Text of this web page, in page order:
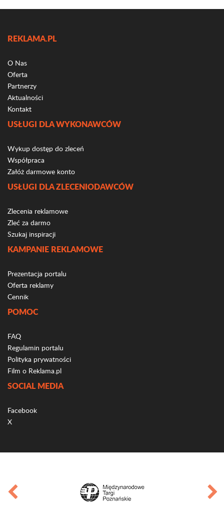
REKLAMA.PL
O Nas
Oferta
Partnerzy
Aktualności
Kontakt
USŁUGI DLA WYKONAWCÓW
Wykup dostęp do zleceń
Współpraca
Załóż darmowe konto
USŁUGI DLA ZLECENIODAWCÓW
Zlecenia reklamowe
Zleć za darmo
Szukaj inspiracji
KAMPANIE REKLAMOWE
Prezentacja portalu
Oferta reklamy
Cennik
POMOC
FAQ
Regulamin portalu
Polityka prywatności
Film o Reklama.pl
SOCIAL MEDIA
Facebook
X